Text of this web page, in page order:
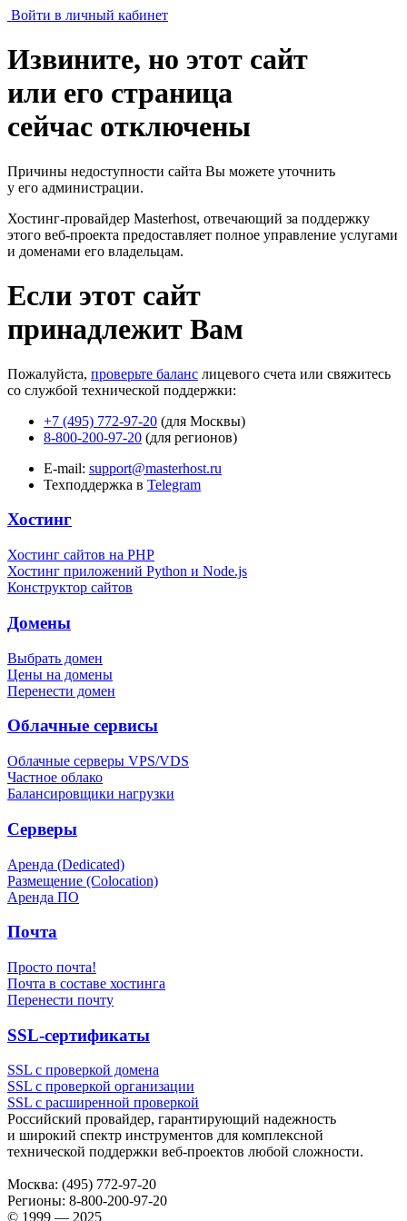
Войти в личный кабинет
Извините, но этот сайт
или его страница
сейчас отключены
Причины недоступности сайта Вы можете уточнить
у его администрации.
Хостинг-провайдер Masterhost, отвечающий за поддержку
этого веб-проекта предоставляет полное управление услугами
и доменами его владельцам.
Если этот сайт
принадлежит Вам
Пожалуйста, проверьте баланс лицевого счета или свяжитесь
со службой технической поддержки:
+7 (495) 772-97-20 (для Москвы)
8-800-200-97-20 (для регионов)
E-mail: support@masterhost.ru
Техподдержка в Telegram
Хостинг
Хостинг сайтов на PHP
Хостинг приложений Python и Node.js
Конструктор сайтов
Домены
Выбрать домен
Цены на домены
Перенести домен
Облачные сервисы
Облачные серверы VPS/VDS
Частное облако
Балансировщики нагрузки
Серверы
Аренда (Dedicated)
Размещение (Colocation)
Аренда ПО
Почта
Просто почта!
Почта в составе хостинга
Перенести почту
SSL-сертификаты
SSL с проверкой домена
SSL с проверкой организации
SSL с расширенной проверкой
Российский провайдер, гарантирующий надежность
и широкий спектр инструментов для комплексной
технической поддержки веб-проектов любой сложности.
Москва: (495) 772-97-20
Регионы: 8-800-200-97-20
© 1999 — 2025